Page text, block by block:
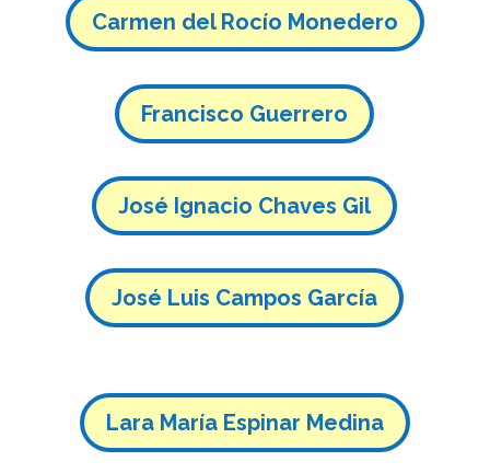
Carmen del Rocío Monedero
Francisco Guerrero
José Ignacio Chaves Gil
José Luis Campos García
Lara María Espinar Medina